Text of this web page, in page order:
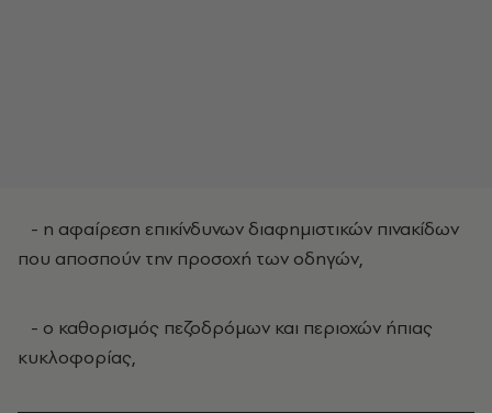
- η αφαίρεση επικίνδυνων διαφημιστικών πινακίδων
που αποσπούν την προσοχή των οδηγών,
- ο καθορισμός πεζοδρόμων και περιοχών ήπιας
κυκλοφορίας,